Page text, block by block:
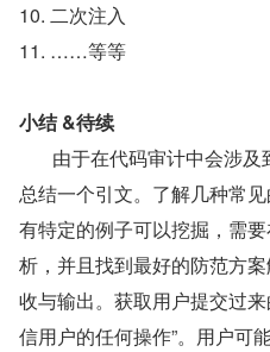
10. 二次注入
11. ……等等
小结 &待续
由于在代码审计中会涉及
总结一个引文。了解几种常
有特定的例子可以挖掘，需
析，并且找到最好的防范方
收与输出。获取用户提交过
信用户的任何操作”。用户可